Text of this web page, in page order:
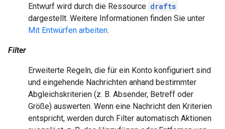
Entwurf wird durch die Ressource drafts
dargestellt. Weitere Informationen finden Sie unter
Mit Entwürfen arbeiten.
Filter
Erweiterte Regeln, die für ein Konto konfiguriert sind
und eingehende Nachrichten anhand bestimmter
Abgleichskriterien (z. B. Absender, Betreff oder
Größe) auswerten. Wenn eine Nachricht den Kriterien
entspricht, werden durch Filter automatisch Aktionen